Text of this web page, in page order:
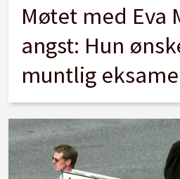
Møtet med Eva
angst: Hun
muntlig